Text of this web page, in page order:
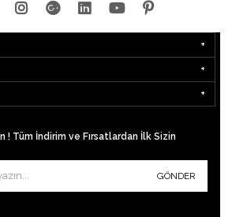
! Tüm İndirim ve Fırsatlardan İlk Sizin
GÖNDER